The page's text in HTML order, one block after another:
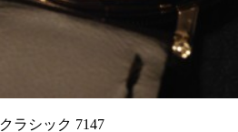
クラシック 7147